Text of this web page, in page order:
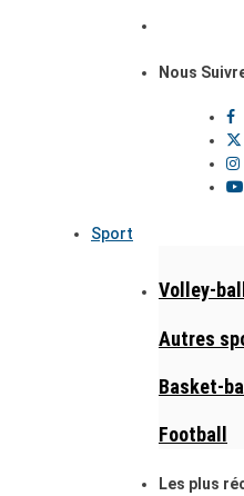
Nous
Sport
Volley-ball
Autres
Basket-ball
Football
Les plus